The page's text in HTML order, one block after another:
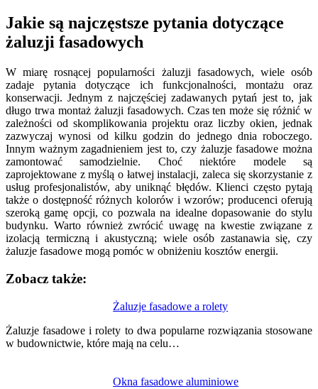
Jakie są najczęstsze pytania dotyczące
żaluzji fasadowych
W miarę rosnącej popularności żaluzji fasadowych, wiele osób
zadaje pytania dotyczące ich funkcjonalności, montażu oraz
konserwacji. Jednym z najczęściej zadawanych pytań jest to, jak
długo trwa montaż żaluzji fasadowych. Czas ten może się różnić w
zależności od skomplikowania projektu oraz liczby okien, jednak
zazwyczaj wynosi od kilku godzin do jednego dnia roboczego.
Innym ważnym zagadnieniem jest to, czy żaluzje fasadowe można
zamontować samodzielnie. Choć niektóre modele są
zaprojektowane z myślą o łatwej instalacji, zaleca się skorzystanie z
usług profesjonalistów, aby uniknąć błędów. Klienci często pytają
także o dostępność różnych kolorów i wzorów; producenci oferują
szeroką gamę opcji, co pozwala na idealne dopasowanie do stylu
budynku. Warto również zwrócić uwagę na kwestie związane z
izolacją termiczną i akustyczną; wiele osób zastanawia się, czy
żaluzje fasadowe mogą pomóc w obniżeniu kosztów energii.
Zobacz także:
Żaluzje fasadowe a rolety
Żaluzje fasadowe i rolety to dwa popularne rozwiązania stosowane
w budownictwie, które mają na celu…
Okna fasadowe aluminiowe
wpisu